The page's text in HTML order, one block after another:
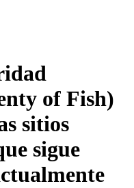
of Fish)
sitios
sigue